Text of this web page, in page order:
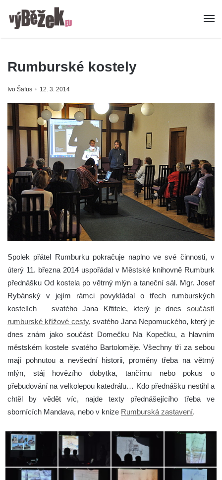
Rumburské kostely
Ivo Šafus 12. 3. 2014
Spolek přátel Rumburku pokračuje naplno ve své činnosti, v
úterý 11. března 2014 uspořádal v Městské knihovně Rumburk
přednášku Od kostela po větrný mlýn a taneční sál. Mgr. Josef
Rybánský v jejím rámci povykládal o třech rumburských
kostelích – svatého Jana Křtitele, který je dnes součástí
rumburské křížové cesty, svatého Jana Nepomuckého, který je
dnes znám jako součást Domečku Na Kopečku, a hlavním
městském kostele svatého Bartoloměje. Všechny tři za sebou
mají pohnutou a nevšední historii, proměny třeba na větrný
mlýn, stáj hovězího dobytka, tančírnu nebo pokus o
přebudování na velkolepou katedrálu… Kdo přednášku nestihl a
chtěl by vědět víc, najde texty přednášejícího třeba ve
sbornících Mandava, nebo v knize Rumburská zastavení.